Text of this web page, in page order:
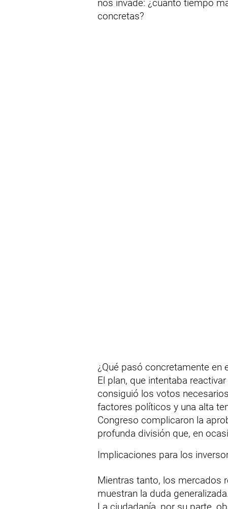
nos invade: ¿cuánto tiempo
concretas?
¿Qué pasó concretamente en
El plan, que intentaba
consiguió los votos
factores políticos y una alta
Congreso complicaron la
profunda división que, en
Implicaciones para los
Mientras tanto, los mercados
muestran la duda
La ciudadanía, por su parte,